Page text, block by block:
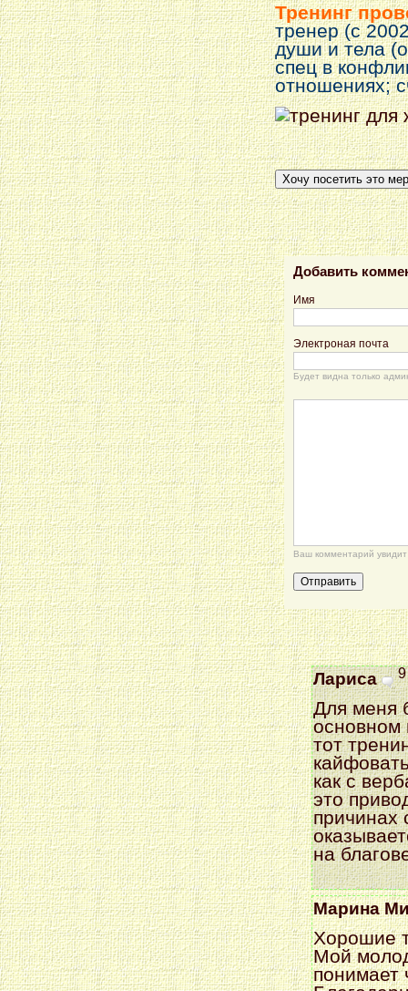
Тренинг
тренер (с
души и тела
спец в
отношениях;
Хочу посетить это
Добавить
Имя
Электроная почта
Будет видна только
Ваш комментарий
Лариса
Для меня
основном
тот
как с
это
причинах
на
Марина
Хорошие
Мой
понимает